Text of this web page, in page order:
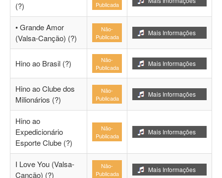
(?)
Publicada
• Grande Amor
(Valsa-Canção) (?)
Não-
Publicada
Mais Informações
Hino ao Brasil (?)
Não-
Publicada
Mais Informações
Hino ao Clube dos
Milionários (?)
Não-
Publicada
Mais Informações
Hino ao
Expedicionário
Esporte Clube (?)
Não-
Publicada
Mais Informações
I Love You (Valsa-
Canção) (?)
Não-
Publicada
Mais Informações